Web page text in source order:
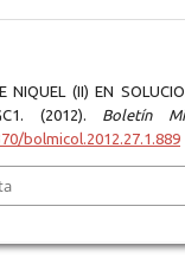
NIQUEL (II) EN
(2012). Boletín
bolmicol.2012.27.1.889